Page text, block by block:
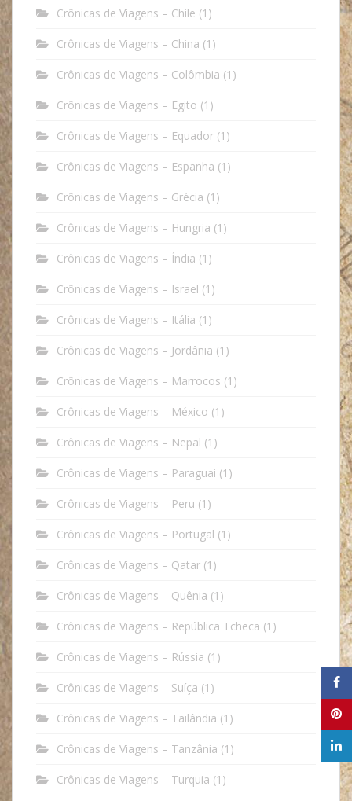
Crônicas de Viagens – Chile (1)
Crônicas de Viagens – China (1)
Crônicas de Viagens – Colômbia (1)
Crônicas de Viagens – Egito (1)
Crônicas de Viagens – Equador (1)
Crônicas de Viagens – Espanha (1)
Crônicas de Viagens – Grécia (1)
Crônicas de Viagens – Hungria (1)
Crônicas de Viagens – Índia (1)
Crônicas de Viagens – Israel (1)
Crônicas de Viagens – Itália (1)
Crônicas de Viagens – Jordânia (1)
Crônicas de Viagens – Marrocos (1)
Crônicas de Viagens – México (1)
Crônicas de Viagens – Nepal (1)
Crônicas de Viagens – Paraguai (1)
Crônicas de Viagens – Peru (1)
Crônicas de Viagens – Portugal (1)
Crônicas de Viagens – Qatar (1)
Crônicas de Viagens – Quênia (1)
Crônicas de Viagens – República Tcheca (1)
Crônicas de Viagens – Rússia (1)
Crônicas de Viagens – Suíça (1)
Crônicas de Viagens – Tailândia (1)
Crônicas de Viagens – Tanzânia (1)
Crônicas de Viagens – Turquia (1)